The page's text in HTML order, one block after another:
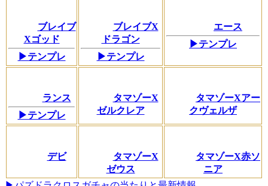
ブレイブ
Xゴッド
▶テンプレ
ブレイブX
ドラゴン
▶テンプレ
エース
▶テンプレ
ランス
▶テンプレ
タマゾーX
ゼルクレア
タマゾーXアー
クヴェルザ
デビ
タマゾーX
ゼウス
タマゾーX赤ソ
ニア